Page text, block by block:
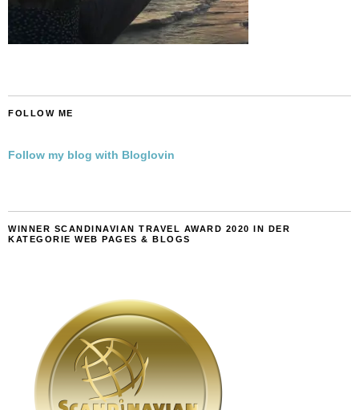
FOLLOW ME
Follow my blog with Bloglovin
WINNER SCANDINAVIAN TRAVEL AWARD 2020 IN DER
KATEGORIE WEB PAGES & BLOGS